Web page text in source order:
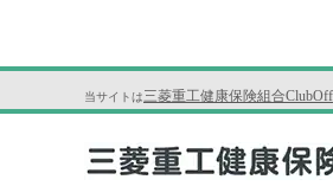
当サイトは三菱重工健康保険組合ClubOff